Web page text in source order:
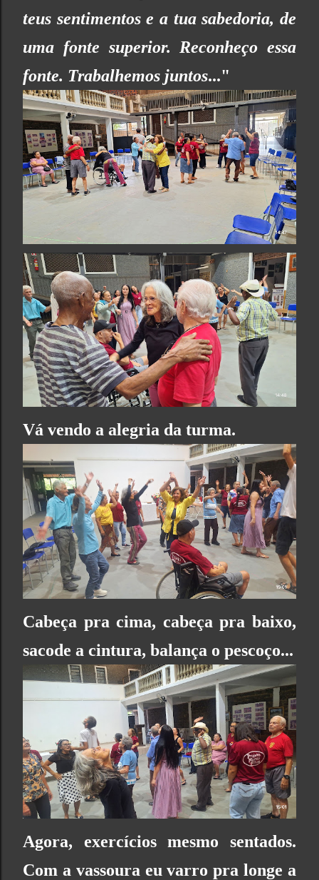
teus sentimentos e a tua sabedoria, de
uma fonte superior. Reconheço essa
fonte. Trabalhemos juntos..."
Vá vendo a alegria da turma.
Cabeça pra cima, cabeça pra baixo,
sacode a cintura, balança o pescoço...
Agora, exercícios mesmo sentados.
Com a vassoura eu varro pra longe a